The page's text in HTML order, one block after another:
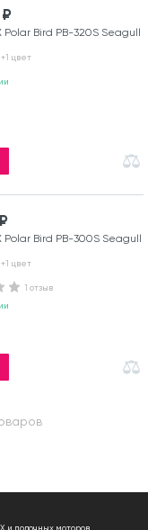
Bird PB-320S Seagull
+1 цвет
Polar Bird PB-300S Seagull
+1 цвет
1 отзыв
и лодочных моторов